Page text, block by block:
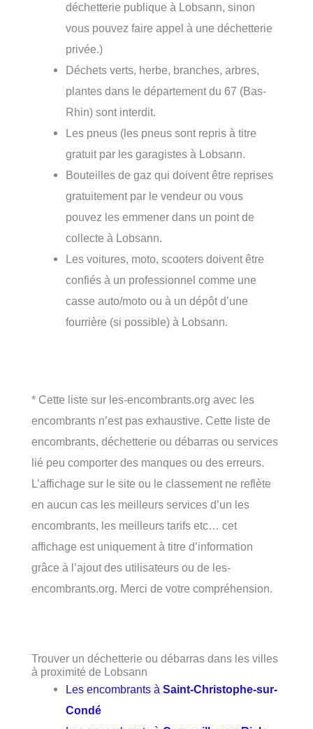
déchetterie publique à Lobsann, sinon
vous pouvez faire appel à une déchetterie
privée.)
Déchets verts, herbe, branches, arbres,
plantes dans le département du 67 (Bas-
Rhin) sont interdit.
Les pneus (les pneus sont repris à titre
gratuit par les garagistes à Lobsann.
Bouteilles de gaz qui doivent être reprises
gratuitement par le vendeur ou vous
pouvez les emmener dans un point de
collecte à Lobsann.
Les voitures, moto, scooters doivent être
confiés à un professionnel comme une
casse auto/moto ou à un dépôt d’une
fourrière (si possible) à Lobsann.
* Cette liste sur les-encombrants.org avec les
encombrants n’est pas exhaustive. Cette liste de
encombrants, déchetterie ou débarras ou services
lié peu comporter des manques ou des erreurs.
L’affichage sur le site ou le classement ne reflète
en aucun cas les meilleurs services d’un les
encombrants, les meilleurs tarifs etc… cet
affichage est uniquement à titre d’information
grâce à l’ajout des utilisateurs ou de les-
encombrants.org. Merci de votre compréhension.
Trouver un déchetterie ou débarras dans les villes
à proximité de Lobsann
Les encombrants àSaint-Christophe-sur-
Condé